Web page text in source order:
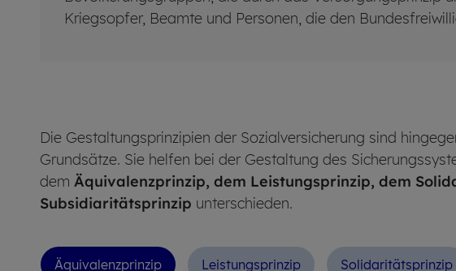
Kriegsopfer, Beamte und Personen, die den
Die Gestaltungsprinzipien der Sozialversicherung sind
Grundsätze. Sie helfen bei der Gestaltung des
dem Äquivalenzprinzip, dem Leistungsprinzip, dem
Subsidiaritätsprinzip unterschieden.
Äqui­va­lenz­prin­zip Leis­tungs­prin­zip So­li­da­ri­täts­prin­zip